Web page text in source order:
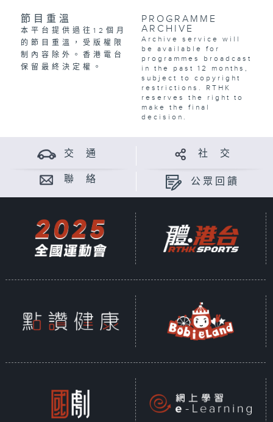
節目重溫
本平台提供過往12個月
的節目重溫，受版權限
制內容除外。香港電台
保留最終決定權。
PROGRAMME
ARCHIVE
Archive service will
be available for
programmes broadcast
in the past 12 months,
subject to copyright
restrictions. RTHK
reserves the right to
make the final
decision.
交 通 社 交
聯 絡 公眾回饋